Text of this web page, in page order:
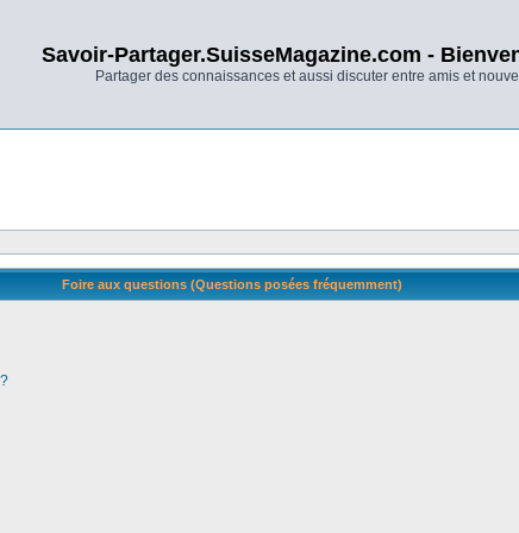
Savoir-Partager.SuisseMagazine.com -
Partager des connaissances et aussi discuter entre amis et
Foire aux questions (Questions posées fréquemment)